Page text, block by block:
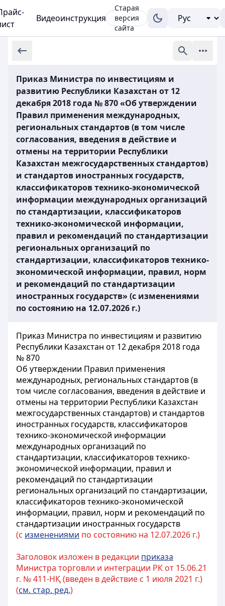
Видеоинструкция
Старая
версия
сайта
Приказ Министра по инвестициям и
развитию Республики Казахстан от 12
декабря 2018 года № 870 «Об утверждении
Правил применения международных,
региональных стандартов (в том числе
согласования, введения в действие и
отмены на территории Республики
Казахстан межгосударственных стандартов)
и стандартов иностранных государств,
классификаторов технико-экономической
информации международных организаций
по стандартизации, классификаторов
технико-экономической информации,
правил и рекомендаций по стандартизации
региональных организаций по
стандартизации, классификаторов технико-
экономической информации, правил, норм
и рекомендаций по стандартизации
иностранных государств» (с изменениями
по состоянию на 12.07.2026 г.)
Приказ Министра по инвестициям и развитию
Республики Казахстан от 12 декабря 2018 года
№ 870
Об утверждении Правил применения
международных, региональных стандартов (в
том числе согласования, введения в действие и
отмены на территории Республики Казахстан
межгосударственных стандартов) и стандартов
иностранных государств, классификаторов
технико-экономической информации
международных организаций по
стандартизации, классификаторов технико-
экономической информации, правил и
рекомендаций по стандартизации
региональных организаций по стандартизации,
классификаторов технико-экономической
информации, правил, норм и рекомендаций по
стандартизации иностранных государств
(с изменениями по состоянию на 12.07.2026 г.)
Заголовок изложен в редакции приказа
Министра торговли и интеграции РК от 15.06.21
г. № 411-НҚ (введен в действие с 1 июля 2021 г.)
(см. стар. ред.)